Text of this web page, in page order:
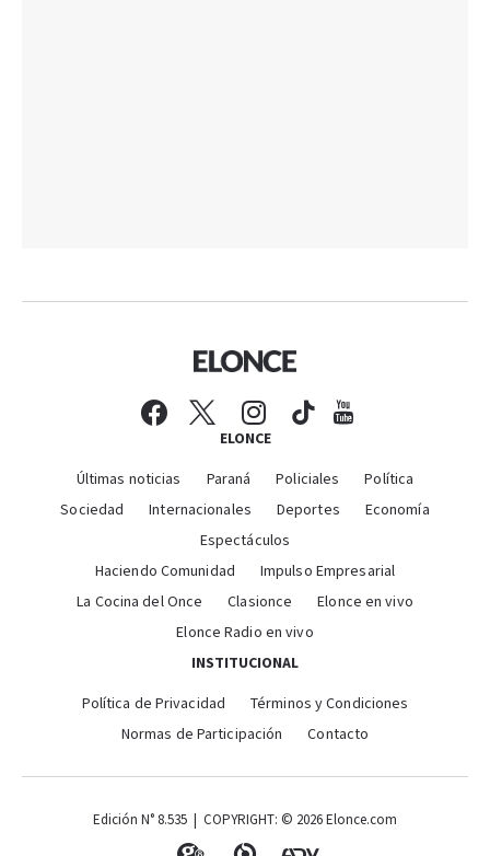
ELONCE
Últimas noticias Paraná Policiales
Política
Sociedad
Internacionales Deportes
Economía
Espectáculos
Haciendo Comunidad
Impulso Empresarial
La Cocina del Once
Clasionce
Elonce en vivo
Elonce Radio en vivo
INSTITUCIONAL
Política de Privacidad
Términos y Condiciones
Normas de Participación
Contacto
Edición N° 8.535 | COPYRIGHT: © 2026 Elonce.com